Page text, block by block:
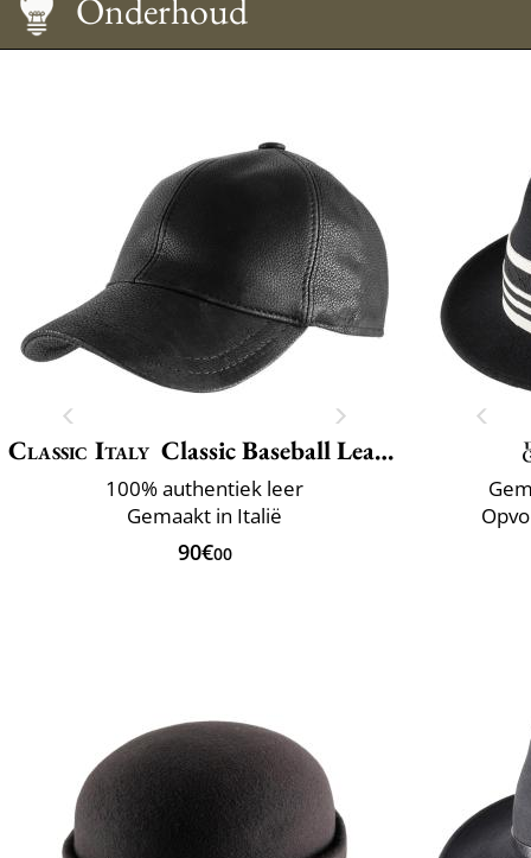
Maattabel
Onderhoud
Classic Italy Classic Baseball Leather
100% authentiek leer
Gemaakt in Italië
90€00